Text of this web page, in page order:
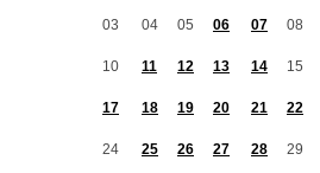
03 04 05 06 07 08
10 11 12 13 14 15
17 18 19 20 21 22
24 25 26 27 28 29